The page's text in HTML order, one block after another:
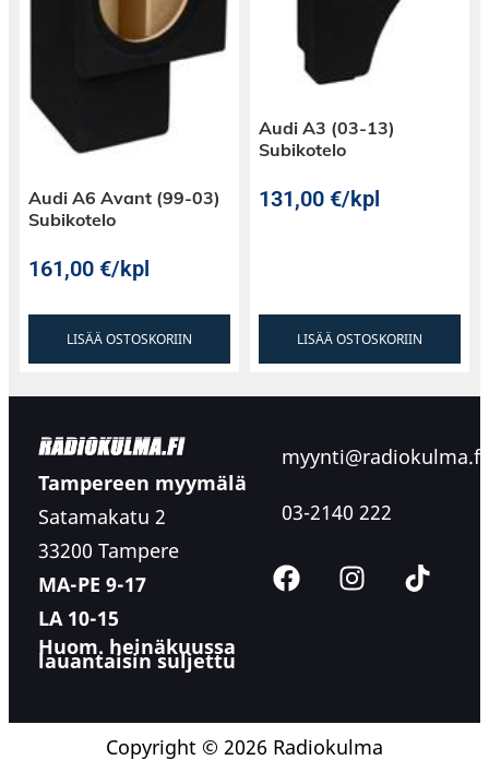
Audi A6 Avant (99-03)
Subikotelo
161,00€/kpl
LISÄÄ OSTOSKORIIN
Audi A3 (03-13)
Subikotelo
131,00€/kpl
LISÄÄ OSTOSKORIIN
Tampereen myymälä
Satamakatu 2
33200 Tampere
MA-PE 9-17
LA 10-15
Huom. heinäkuussa
lauantaisin suljettu
myynti@radiokulma.fi
03-2140 222
Copyright © 2026 Radiokulma